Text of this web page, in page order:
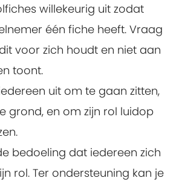
willekeurig uit zodat
één fiche heeft. Vraag
voor zich houdt en niet aan
toont.
uit om te gaan zitten,
grond, en om zijn rol luidop
bedoeling dat iedereen zich
rol. Ter ondersteuning kan je